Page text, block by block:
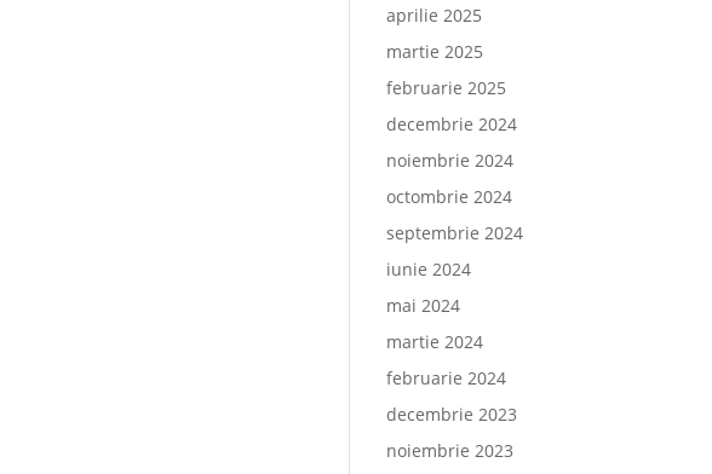
aprilie 2025
martie 2025
februarie 2025
decembrie 2024
noiembrie 2024
octombrie 2024
septembrie 2024
iunie 2024
mai 2024
martie 2024
februarie 2024
decembrie 2023
noiembrie 2023